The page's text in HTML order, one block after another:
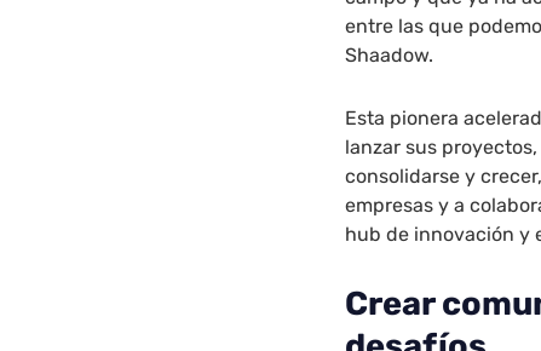
entre las que
Shaadow.
Esta pionera
lanzar sus
consolidarse y
empresas y a
hub de innovación y
Crear